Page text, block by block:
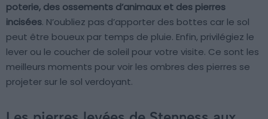
poterie, des ossements d’animaux et des pierres
incisées. N’oubliez pas d’apporter des bottes car le sol
peut être boueux par temps de pluie. Enfin, privilégiez le
lever ou le coucher de soleil pour votre visite. Ce sont les
meilleurs moments pour voir les ombres des pierres se
projeter sur le sol verdoyant.